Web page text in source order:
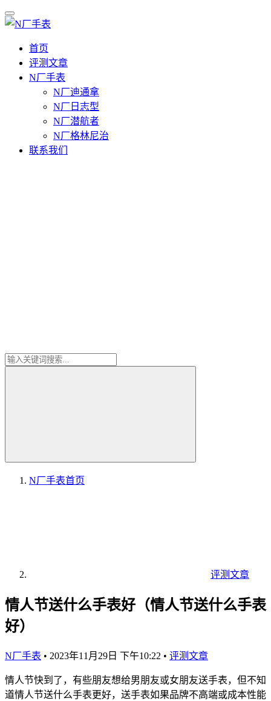
首页
评测文章
N厂手表
N厂迪通拿
N厂日志型
N厂潜航者
N厂格林尼治
联系我们
N厂手表首页
评测文章
情人节送什么手表好（情人节送什么手表
好）
N厂手表 • 2023年11月29日 下午10:22 • 评测文章
情人节快到了，有些朋友想给男朋友或女朋友送手表，但不知
道情人节送什么手表更好，送手表如果品牌不高端或成本性能